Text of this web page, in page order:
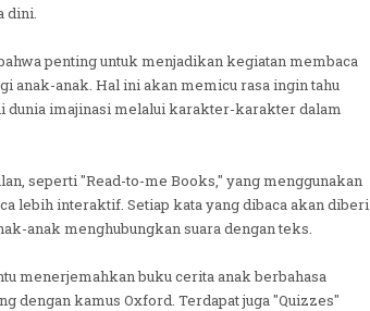
dini.
penting untuk menjadikan kegiatan membaca
anak-anak. Hal ini akan memicu rasa ingin tahu
dunia imajinasi melalui karakter-karakter dalam
seperti "Read-to-me Books," yang menggunakan
lebih interaktif. Setiap kata yang dibaca akan diberi
anak menghubungkan suara dengan teks.
menerjemahkan buku cerita anak berbahasa
dengan kamus Oxford. Terdapat juga "Quizzes"